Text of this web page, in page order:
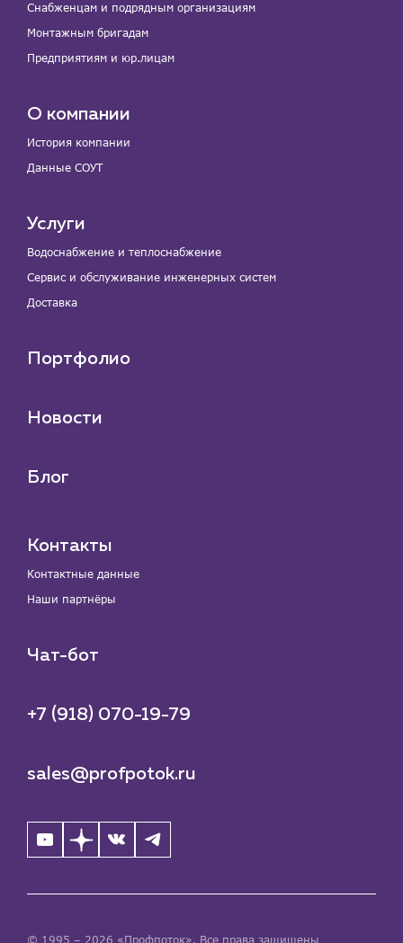
Снабженцам и подрядным организациям
Монтажным бригадам
Предприятиям и юр.лицам
О компании
История компании
Данные СОУТ
Услуги
Водоснабжение и теплоснабжение
Сервис и обслуживание инженерных систем
Доставка
Портфолио
Новости
Блог
Контакты
Контактные данные
Наши партнёры
Чат-бот
+7 (918) 070-19-79
sales@profpotok.ru
© 1995 – 2026 «Профпоток». Все права защищены